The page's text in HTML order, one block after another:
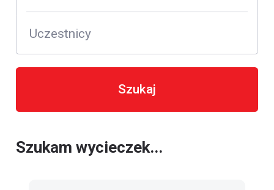
Uczestnicy
Szukaj
Szukam wycieczek...